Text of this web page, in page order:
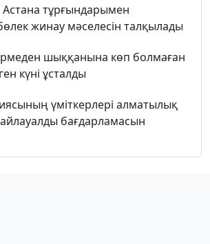
тұрғындарымен
жинау мәселесін талқылады
шыққанына көп болмаған
күні ұсталды
үміткерлері алматылық
бағдарламасын